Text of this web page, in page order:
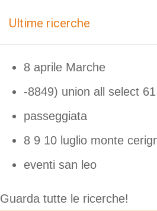
Ultime ricerche
8 aprile Marche
-8849) union all select 61
passeggiata
8 9 10 luglio monte
eventi san leo
Guarda tutte le ricerche!